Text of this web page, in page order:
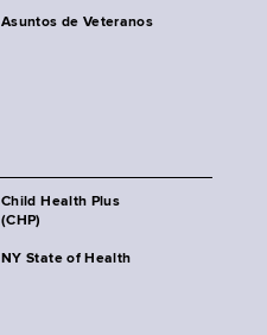
Asuntos de Veteranos
Child Health Plus
(CHP)
NY State of Health